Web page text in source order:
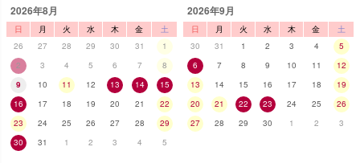
2026年8月
日 月 火 水 木 金
土
26
27 28 29 30 31
1
2
3 4 5 6 7
8
9
10 11 12 13 14
15
16
17 18 19 20 21
22
23
24 25 26 27 28
29
30
31 1 2 3 4 5
2026年9月
日 月 火 水 木 金
土
30
31 1 2 3 4
5
6
7 8 9 10 11
12
13
14 15 16 17 18
19
20
21 22 23 24 25
26
27
28 29 30 1 2 3